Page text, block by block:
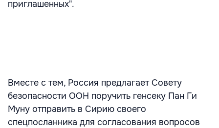
приглашенных".
Вместе с тем, Россия предлагает Совету
безопасности ООН поручить генсеку Пан Ги
Муну отправить в Сирию своего
спецпосланника для согласования вопросов